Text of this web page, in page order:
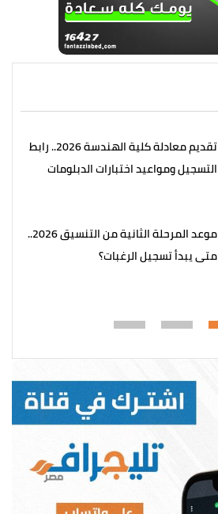
تقديم معادلة كلية الهندسة 2026.. رابط
التسجيل ومواعيد اختبارات الدبلومات
موعد المرحلة الثانية من التنسيق 2026..
متى يبدأ تسجيل الرغبات؟